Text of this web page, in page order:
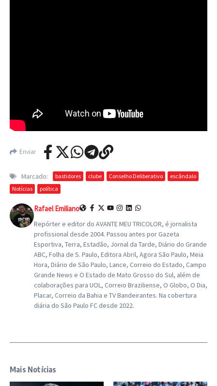
Enviar
Marcado: bastidores clube Conselho Deliberativo
escândalo
Notícias
política
Rafael Emiliano
Repórter e editor do AVANTE MEU TRICOLOR, é jornalista
profissional desde 2004. Passou antes por Gazeta
Esportiva, Terra, Estadão, Jornal da Tarde, Diário do Grande
ABC, Folha de S. Paulo, Editora Abril, Agora São Paulo, Meia
Hora, Diário de São Paulo, Lance, Correio do Estado, Campo
Grande News e O Estado de Mato Grosso do Sul, além de
colaborações para UOL, Correio Braziliense, O Globo, O Dia,
Placar, Correio da Bahia e TV Bandeirantes. Na cobertura
diária do São Paulo FC desde 2022.
Mais Notícias